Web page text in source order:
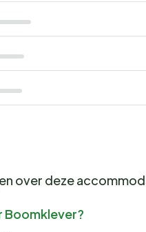
over deze
Boomklever?